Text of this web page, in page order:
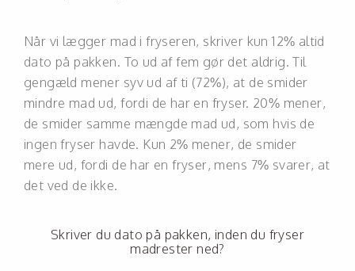
Når vi lægger mad i fryseren, skriver kun 12% altid
dato på pakken. To ud af fem gør det aldrig. Til
gengæld mener syv ud af ti (72%), at de smider
mindre mad ud, fordi de har en fryser. 20% mener,
de smider samme mængde mad ud, som hvis de
ingen fryser havde. Kun 2% mener, de smider
mere ud, fordi de har en fryser, mens 7% svarer, at
det ved de ikke.
Skriver du dato på pakken, inden du fryser
madrester ned?